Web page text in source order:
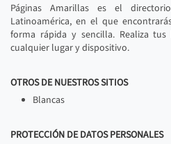
Páginas Amarillas es el
Latinoamérica, en el que
forma rápida y sencilla. Realiza tus
cualquier lugar y dispositivo.
OTROS DE NUESTROS SITIOS
Blancas
PROTECCIÓN DE DATOS PERSONALES